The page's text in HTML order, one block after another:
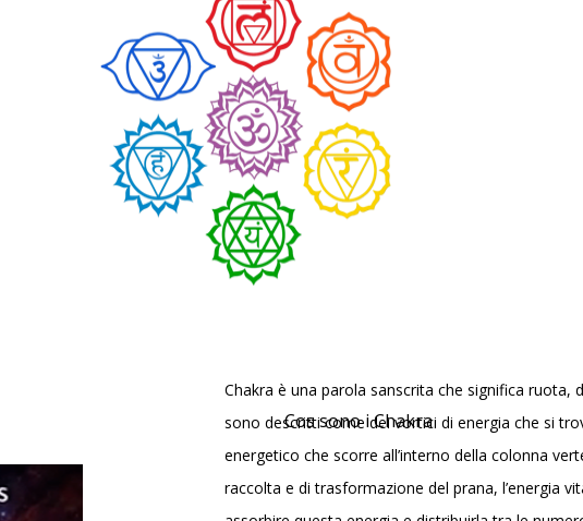
Chakra è una parola sanscrita che significa ruota,
sono descritti come dei vortici di energia che si
energetico che scorre all’interno della colonna
raccolta e di trasformazione del prana, l’energia
Cos sono i Chakra